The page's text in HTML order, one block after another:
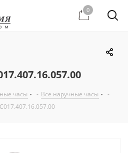
0
часы - Все наручные часы
-